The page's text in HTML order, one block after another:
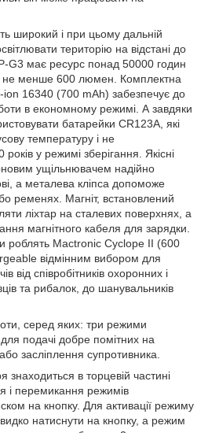
широкий і при цьому дальній
територію на відстані до
G3 має ресурс понад 50000 годин
не менше 600 люмен. Комплектна
16340 (700 mAh) забезпечує до
в економному режимі. А завдяки
батарейки CR123A, які
температуру і не
у режимі зберігання. Якісні
ущільнювачем надійно
а металева кліпса допоможе
ременях. Магніт, встановлений
ліхтар на сталевих поверхнях, а
магнітного кабеля для зарядки.
роблять Mactronic Cyclope II (600
відмінним вибором для
від співробітників охоронних і
та рибалок, до шанувальників
серед яких: три режими
для подачі добре помітних на
або засліплення супротивника.
знаходиться в торцевій частині
і перемикання режимів
на кнопку. Для активації режиму
натиснути на кнопку, а режим